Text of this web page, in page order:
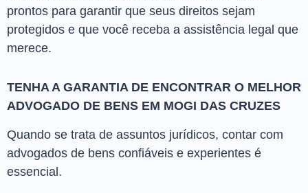
prontos para garantir que seus direitos sejam
protegidos e que você receba a assistência legal que
merece.
TENHA A GARANTIA DE ENCONTRAR O MELHOR
ADVOGADO DE BENS EM MOGI DAS CRUZES
Quando se trata de assuntos jurídicos, contar com
advogados de bens confiáveis e experientes é
essencial.